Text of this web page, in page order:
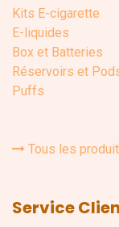
Kits E-cigarette
E-liquides
Box et Batteries
Réservoirs et
Puffs
Tous les
Service